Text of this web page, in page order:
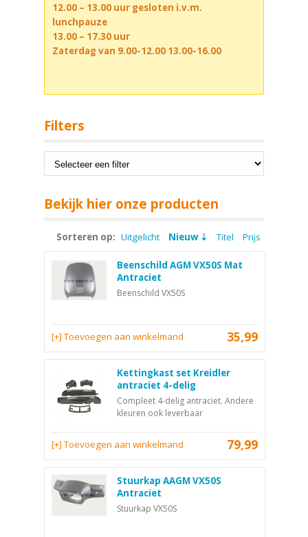
12.00 – 13.00 uur gesloten i.v.m.
lunchpauze
13.00 – 17.30 uur
Zaterdag van 9.00-12.00 13.00-16.00
Filters
Bekijk hier onze producten
Sorteren op: Uitgelicht Nieuw Titel Prijs
Beenschild AGM VX50S Mat
Antraciet
Beenschild VX50S
35,99
[+] Toevoegen aan winkelmand
Kettingkast set Kreidler
antraciet 4-delig
Compleet 4-delig antraciet. Andere
kleuren ook leverbaar
79,99
[+] Toevoegen aan winkelmand
Stuurkap AAGM VX50S
Antraciet
Stuurkap VX50S